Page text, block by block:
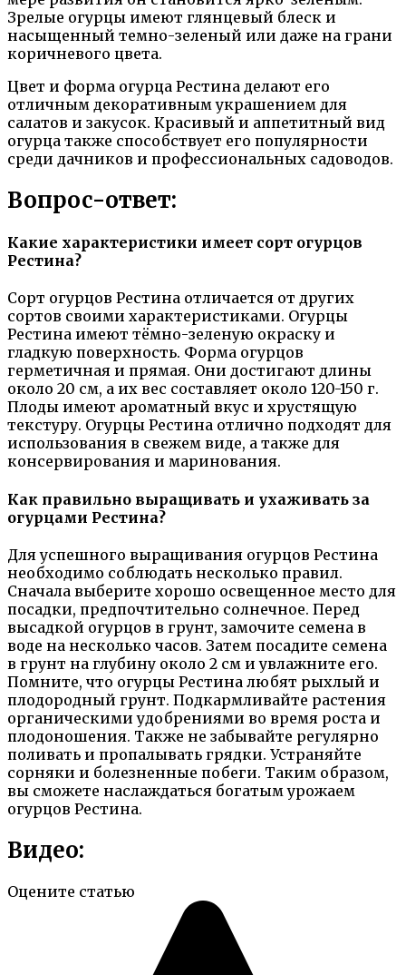
Зрелые огурцы имеют глянцевый блеск и
насыщенный темно-зеленый или даже на грани
коричневого цвета.
Цвет и форма огурца Рестина делают его
отличным декоративным украшением для
салатов и закусок. Красивый и аппетитный вид
огурца также способствует его популярности
среди дачников и профессиональных садоводов.
Вопрос-ответ:
Какие характеристики имеет сорт огурцов
Рестина?
Сорт огурцов Рестина отличается от других
сортов своими характеристиками. Огурцы
Рестина имеют тёмно-зеленую окраску и
гладкую поверхность. Форма огурцов
герметичная и прямая. Они достигают длины
около 20 см, а их вес составляет около 120-150 г.
Плоды имеют ароматный вкус и хрустящую
текстуру. Огурцы Рестина отлично подходят для
использования в свежем виде, а также для
консервирования и маринования.
Как правильно выращивать и ухаживать за
огурцами Рестина?
Для успешного выращивания огурцов Рестина
необходимо соблюдать несколько правил.
Сначала выберите хорошо освещенное место для
посадки, предпочтительно солнечное. Перед
высадкой огурцов в грунт, замочите семена в
воде на несколько часов. Затем посадите семена
в грунт на глубину около 2 см и увлажните его.
Помните, что огурцы Рестина любят рыхлый и
плодородный грунт. Подкармливайте растения
органическими удобрениями во время роста и
плодоношения. Также не забывайте регулярно
поливать и пропалывать грядки. Устраняйте
сорняки и болезненные побеги. Таким образом,
вы сможете наслаждаться богатым урожаем
огурцов Рестина.
Видео:
Оцените статью